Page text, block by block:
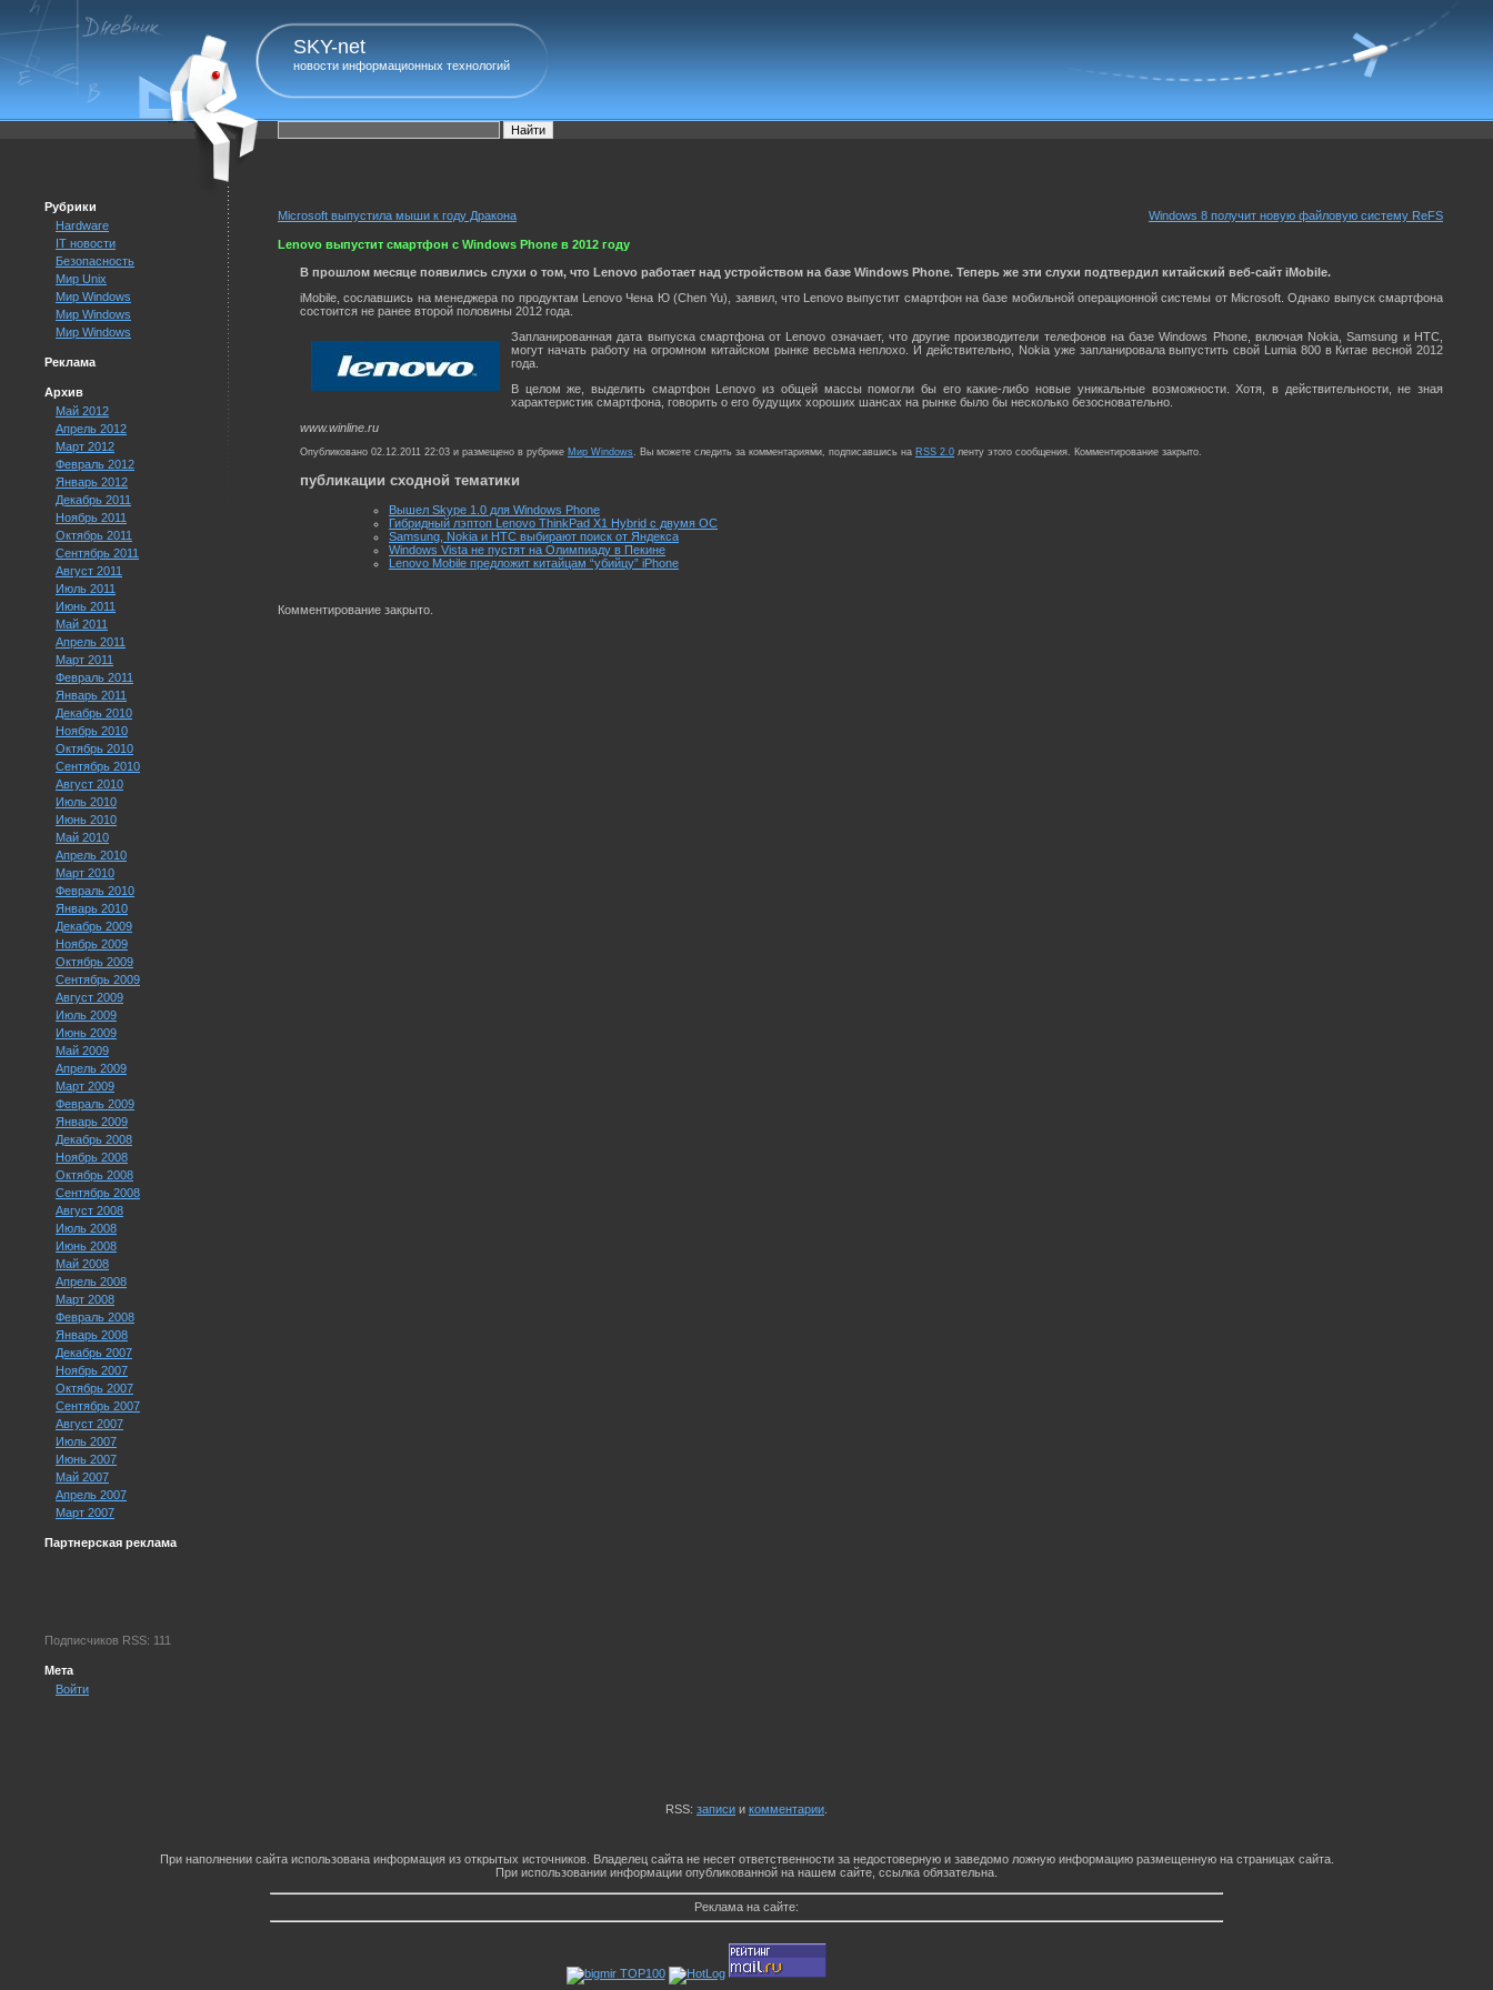
SKY-net
новости информационных технологий
Рубрики
Hardware
IT новости
Безопасность
Мир Unix
Мир Windows
Мир Windows
Мир Windows
Реклама
Архив
Май 2012
Апрель 2012
Март 2012
Февраль 2012
Январь 2012
Декабрь 2011
Ноябрь 2011
Октябрь 2011
Сентябрь 2011
Август 2011
Июль 2011
Июнь 2011
Май 2011
Апрель 2011
Март 2011
Февраль 2011
Январь 2011
Декабрь 2010
Ноябрь 2010
Октябрь 2010
Сентябрь 2010
Август 2010
Июль 2010
Июнь 2010
Май 2010
Апрель 2010
Март 2010
Февраль 2010
Январь 2010
Декабрь 2009
Ноябрь 2009
Октябрь 2009
Сентябрь 2009
Август 2009
Июль 2009
Июнь 2009
Май 2009
Апрель 2009
Март 2009
Февраль 2009
Январь 2009
Декабрь 2008
Ноябрь 2008
Октябрь 2008
Сентябрь 2008
Август 2008
Июль 2008
Июнь 2008
Май 2008
Апрель 2008
Март 2008
Февраль 2008
Январь 2008
Декабрь 2007
Ноябрь 2007
Октябрь 2007
Сентябрь 2007
Август 2007
Июль 2007
Июнь 2007
Май 2007
Апрель 2007
Март 2007
Партнерская реклама
Подписчиков RSS: 111
Мета
Войти
Microsoft выпустила мыши к году Дракона Windows 8 получит новую файловую систему ReFS
Lenovo выпустит смартфон с Windows Phone в 2012 году
В прошлом месяце появились слухи о том, что Lenovo работает над устройством на базе Windows Phone. Теперь же эти слухи подтвердил китайский веб-сайт iMobile.
iMobile, сославшись на менеджера по продуктам Lenovo Чена Ю (Chen Yu), заявил, что Lenovo выпустит смартфон на базе мобильной операционной системы от Microsoft. Однако выпуск смартфона
состоится не ранее второй половины 2012 года.
Запланированная дата выпуска смартфона от Lenovo означает, что другие производители телефонов на базе Windows Phone, включая Nokia, Samsung и HTC,
могут начать работу на огромном китайском рынке весьма неплохо. И действительно, Nokia уже запланировала выпустить свой Lumia 800 в Китае весной 2012
года.
В целом же, выделить смартфон Lenovo из общей массы помогли бы его какие-либо новые уникальные возможности. Хотя, в действительности, не зная
характеристик смартфона, говорить о его будущих хороших шансах на рынке было бы несколько безосновательно.
www.winline.ru
Опубликовано 02.12.2011 22:03 и размещено в рубрике Мир Windows. Вы можете следить за комментариями, подписавшись на RSS 2.0 ленту этого сообщения. Комментирование закрыто.
публикации сходной тематики
Вышел Skype 1.0 для Windows Phone
Гибридный лэптоп Lenovo ThinkPad X1 Hybrid с двумя ОС
Samsung, Nokia и HTC выбирают поиск от Яндекса
Windows Vista не пустят на Олимпиаду в Пекине
Lenovo Mobile предложит китайцам “убийцу” iPhone
Комментирование закрыто.
RSS: записи и комментарии
При наполнении сайта использована информация из открытых источников. Владелец сайта не несет ответственности за недостоверную и заведомо ложную информацию размещенную на страницах сайта.
При использовании информации опубликованной на нашем сайте, ссылка обязательна.
Реклама на сайте: